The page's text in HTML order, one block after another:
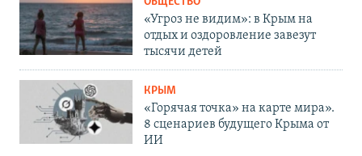
«Угроз не видим»: в Крым на
отдых и оздоровление завезут
тысячи детей
КРЫМ
«Горячая точка» на карте мира».
8 сценариев будущего Крыма от
ИИ